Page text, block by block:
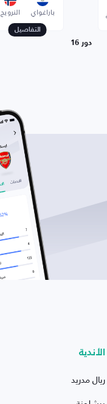
باراغواي النرويج
التفاصيل
دور 16
الأندية
ريال مدريد